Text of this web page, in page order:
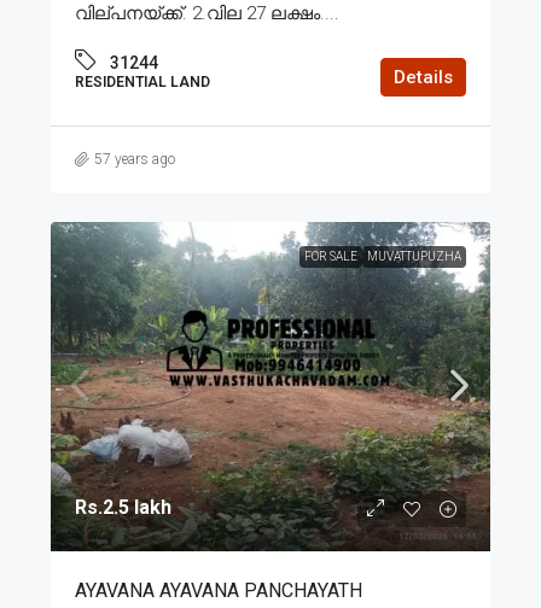
വില്പനയ്ക്ക്. 2.വില 27 ലക്ഷം....
31244
RESIDENTIAL LAND Details
57 years ago
FOR SALE MUVATTUPUZHA
Rs.2.5 lakh
AYAVANA AYAVANA PANCHAYATH